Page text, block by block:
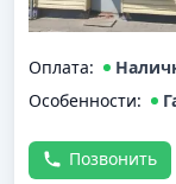
Оплата:
Особенности:
Позвонить